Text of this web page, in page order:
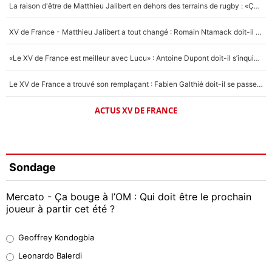
La raison d'être de Matthieu Jalibert en dehors des terrains de rugby : «Ça m'atteint autant que si tu touches à un membre de ma famille»
XV de France - Matthieu Jalibert a tout changé : Romain Ntamack doit-il s’inquiéter pour sa place à un an de la Coupe du monde ?
«Le XV de France est meilleur avec Lucu» : Antoine Dupont doit-il s’inquiéter pour sa place ?
Le XV de France a trouvé son remplaçant : Fabien Galthié doit-il se passer d'Antoine Dupont ?
ACTUS XV DE FRANCE
Sondage
Mercato - Ça bouge à l’OM : Qui doit être le prochain
joueur à partir cet été ?
38%
Geoffrey Kondogbia
Leonardo Balerdi